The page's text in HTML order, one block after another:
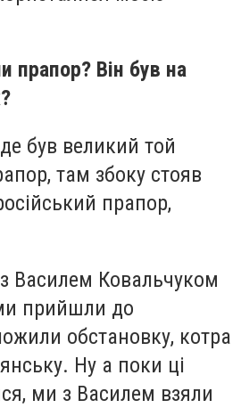
прапор? Він був на
був великий той
там збоку стояв
прапор,
Василем Ковальчуком
прийшли до
обстановку, котра
Ну а поки ці
ми з Василем взяли